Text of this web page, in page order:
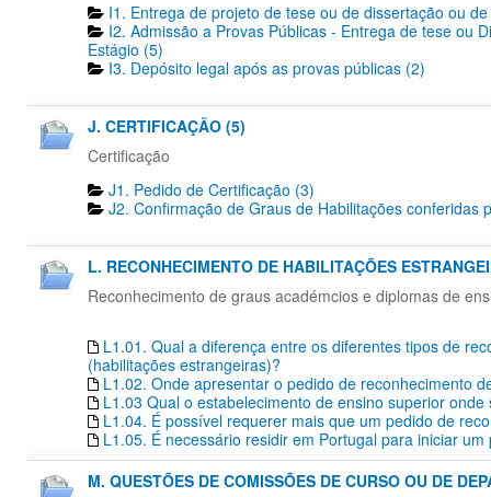
I1. Entrega de projeto de tese ou de dissertação ou
I2. Admissão a Provas Públicas - Entrega de tese ou
Estágio (5)
I3. Depósito legal após as provas públicas (2)
J. CERTIFICAÇÃO (5)
Certificação
J1. Pedido de Certificação​ (3)
J2. Confirmação de Graus de Habilitações conferidas
L. RECONHECIMENTO DE HABILITAÇÕES
Reconhecimento de graus académcios e diplomas de
L1.01. Qual a diferença entre os diferentes tipos de
(habilitações estrangeiras)?
L1.02. Onde apresentar o pedido de reconhecimento
L1.03 Qual o estabelecimento de ensino superior
L1.04. É possível requerer mais que um pedido de
L1.05. É necessário residir em Portugal para iniciar
M. QUESTÕES DE COMISSÕES DE CURSO OU DE